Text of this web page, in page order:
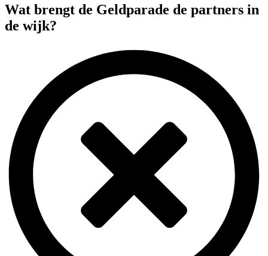
Wat brengt de Geldparade de partners in
de wijk?